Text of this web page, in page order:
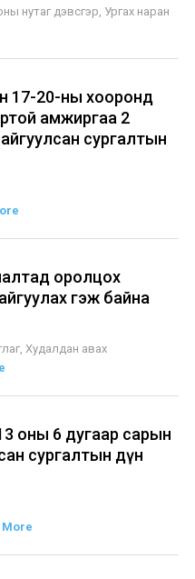
нутаг дэвсгэр, Ургах наран
17-20-ны хооронд
амжиргаа 2
сургалтын
оролцох
гэж байна
Худалдан авах
оны 6 дугаар сарын
сургалтын дүн
More